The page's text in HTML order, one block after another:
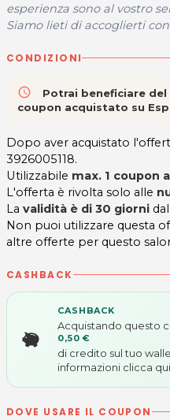
esperienza sono al vostro
Siamo lieti di accoglierti
CONDIZIONI
access_time
Potrai beneficiare
coupon acquistato su
Dopo aver acquistato
3926005118.
Utilizzabile max. 1 coupon
L'offerta è rivolta solo alle
La validità è di 30 giorni
Non puoi utilizzare questa
altre offerte per questo
CASHBACK
CASHBACK
Acquistando questo
0,50 €
di credito sul tuo
informazioni clicca qui
DOVE USARE IL COUPON